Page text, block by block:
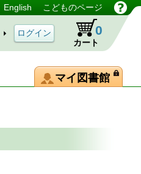
English こどものページ
カート
0
マイ図書館